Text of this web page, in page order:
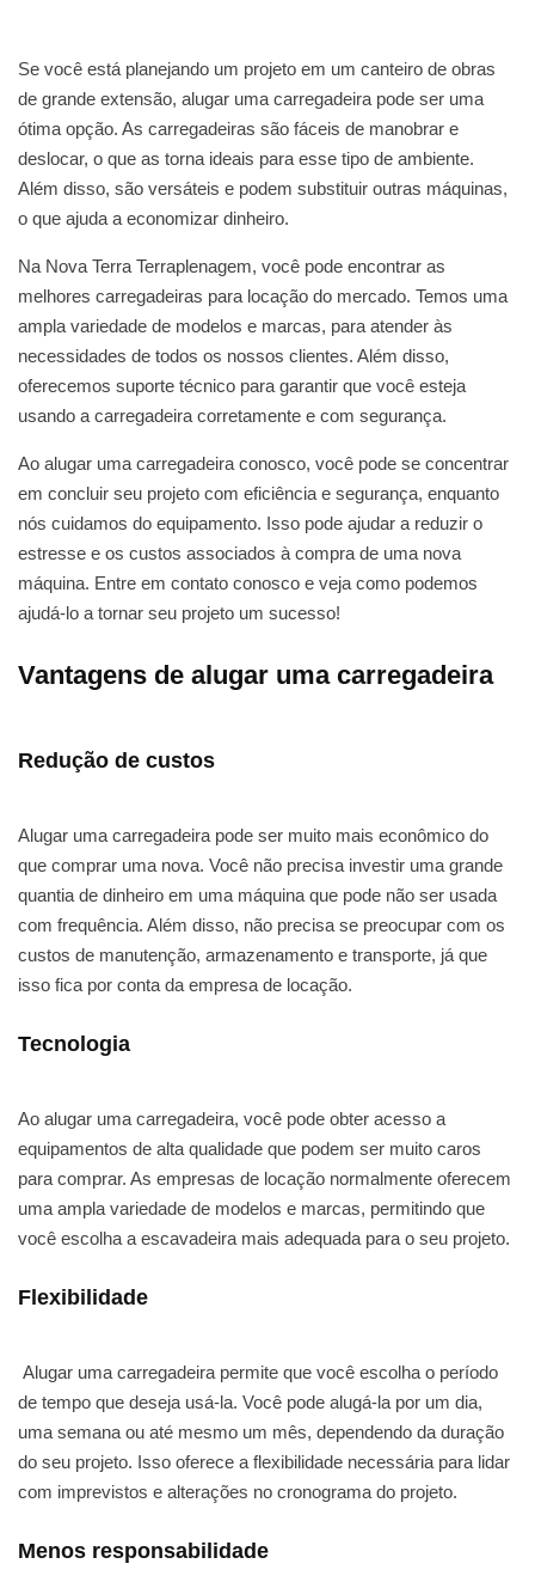
Se você está planejando um projeto em um canteiro de obras
de grande extensão, alugar uma carregadeira pode ser uma
ótima opção. As carregadeiras são fáceis de manobrar e
deslocar, o que as torna ideais para esse tipo de ambiente.
Além disso, são versáteis e podem substituir outras máquinas,
o que ajuda a economizar dinheiro.
Na Nova Terra Terraplenagem, você pode encontrar as
melhores carregadeiras para locação do mercado. Temos uma
ampla variedade de modelos e marcas, para atender às
necessidades de todos os nossos clientes. Além disso,
oferecemos suporte técnico para garantir que você esteja
usando a carregadeira corretamente e com segurança.
Ao alugar uma carregadeira conosco, você pode se concentrar
em concluir seu projeto com eficiência e segurança, enquanto
nós cuidamos do equipamento. Isso pode ajudar a reduzir o
estresse e os custos associados à compra de uma nova
máquina. Entre em contato conosco e veja como podemos
ajudá-lo a tornar seu projeto um sucesso!
Vantagens de alugar uma carregadeira
Redução de custos
Alugar uma carregadeira pode ser muito mais econômico do
que comprar uma nova. Você não precisa investir uma grande
quantia de dinheiro em uma máquina que pode não ser usada
com frequência. Além disso, não precisa se preocupar com os
custos de manutenção, armazenamento e transporte, já que
isso fica por conta da empresa de locação.
Tecnologia
Ao alugar uma carregadeira, você pode obter acesso a
equipamentos de alta qualidade que podem ser muito caros
para comprar. As empresas de locação normalmente oferecem
uma ampla variedade de modelos e marcas, permitindo que
você escolha a escavadeira mais adequada para o seu projeto.
Flexibilidade
Alugar uma carregadeira permite que você escolha o período
de tempo que deseja usá-la. Você pode alugá-la por um dia,
uma semana ou até mesmo um mês, dependendo da duração
do seu projeto. Isso oferece a flexibilidade necessária para lidar
com imprevistos e alterações no cronograma do projeto.
Menos responsabilidade